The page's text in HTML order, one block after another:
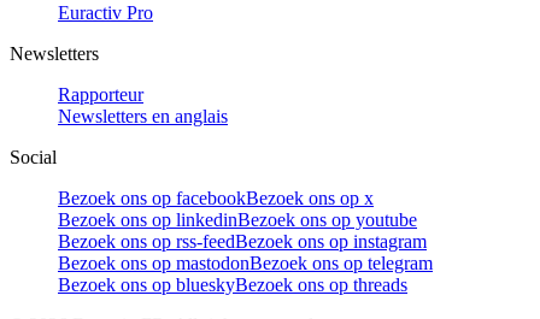
Euractiv Pro
Newsletters
Rapporteur
Newsletters en anglais
Social
Bezoek ons op facebookBezoek ons op x
Bezoek ons op linkedinBezoek ons op youtube
Bezoek ons op rss-feedBezoek ons op instagram
Bezoek ons op mastodonBezoek ons op telegram
Bezoek ons op blueskyBezoek ons op threads